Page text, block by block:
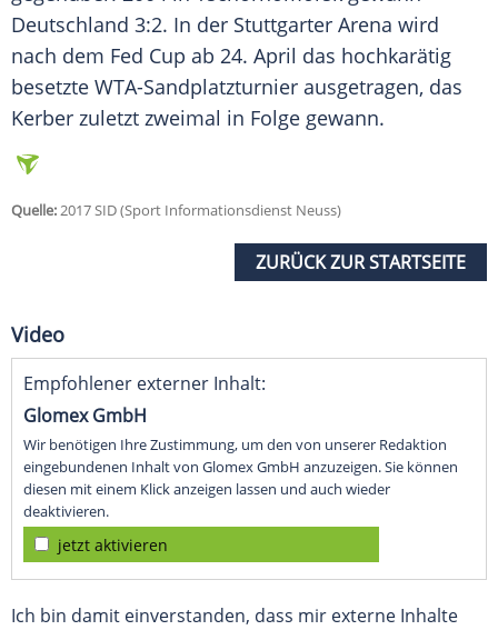
Deutschland 3:2. In der Stuttgarter Arena wird
nach dem Fed Cup ab 24. April das hochkarätig
besetzte WTA-Sandplatzturnier ausgetragen, das
Kerber zuletzt zweimal in Folge gewann.
Quelle:2017 SID (Sport Informationsdienst Neuss)
ZURÜCK ZUR STARTSEITE
Video
Empfohlener externer Inhalt:
Glomex GmbH
Wir benötigen Ihre Zustimmung, um den von unserer Redaktion
eingebundenen Inhalt von Glomex GmbH anzuzeigen. Sie können
diesen mit einem Klick anzeigen lassen und auch wieder
deaktivieren.
jetzt aktivieren
Ich bin damit einverstanden, dass mir externe Inhalte